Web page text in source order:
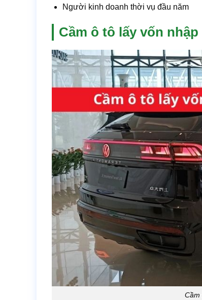
Người kinh doanh thời vụ đầu năm
Cầm ô tô lấy vốn
Cầm